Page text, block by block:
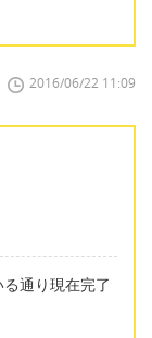
2016/06/22 11:09
通り現在完了